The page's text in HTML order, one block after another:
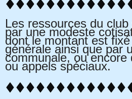
Les ressources du
par une modeste
dont le montant est fixé
générale ainsi que par
communale, ou encore
ou appels spéciaux.